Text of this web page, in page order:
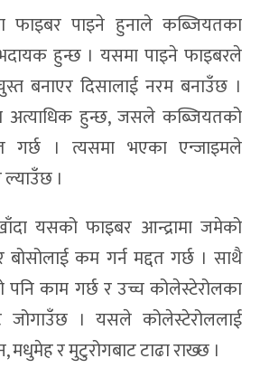
फाइबर पाइने हुनाले कब्जियतका
हुन्छ । यसमा पाइने फाइबरले
बनाएर दिसालाई नरम बनाउँछ ।
अत्याधिक हुन्छ, जसले कब्जियतको
गर्छ । त्यसमा भएका एन्जाइमले
।
यसको फाइबर आन्द्रामा जमेको
कम गर्न मद्दत गर्छ । साथै
पनि काम गर्छ र उच्च कोलेस्टेरोलका
जोगाउँछ । यसले कोलेस्टेरोललाई
मधुमेह र मुटुरोगबाट टाढा राख्छ ।